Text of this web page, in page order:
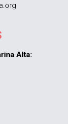
Alta: